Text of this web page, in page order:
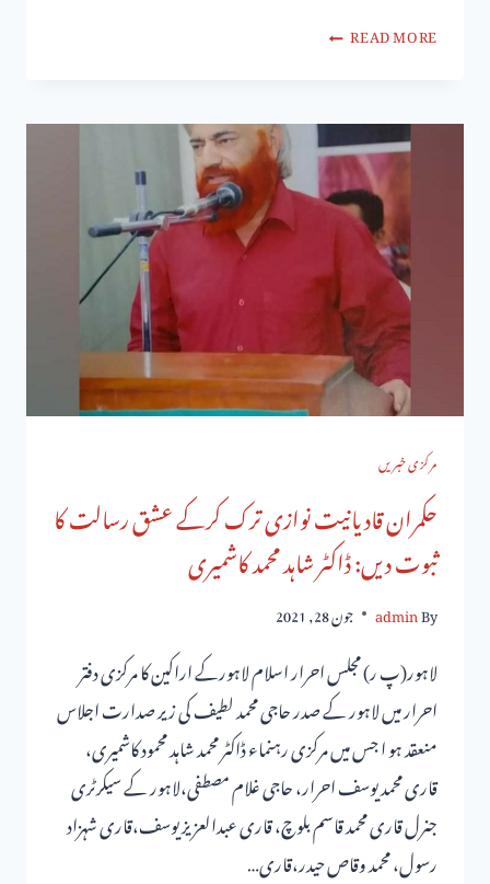
READ MORE
مرکزی خبریں
حکمران قادیانیت نوازی ترک کرکے عشق رسالت کا
ثبوت دیں: ڈاکٹر شاہد محمد کاشمیری
By
admin جون 28, 2021
لاہور(پ ر) مجلس احرار اسلام لاہورکے اراکین کا مرکزی دفتر
احرار میں لاہور کے صدر حاجی محمد لطیف کی زیر صدارت اجلاس
منعقد ہو ا جس میں مرکزی رہنماء ڈاکٹر محمد شاہد محمود کاشمیری،
قاری محمد یوسف احرار، حاجی غلام مصطفی،لاہور کے سیکرٹری
جنرل قاری محمد قاسم بلوچ، قاری عبدالعزیزیوسف،قاری شہزاد
رسول، محمد وقاص حیدر،قاری…